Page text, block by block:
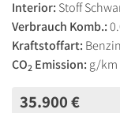
Interior: Stoff
Verbrauch Komb.:
Kraftstoffart: Benzin
CO2 Emission: g/km
35.900 €